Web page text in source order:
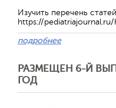
Изучить перечень
https://
подробнее
РАЗМЕЩЕН 6-Й
ГОД